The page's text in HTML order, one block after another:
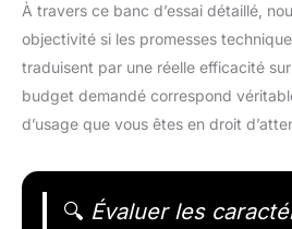
À travers ce banc d’essai détaillé,
objectivité si les promesses
traduisent par une réelle efficacité
budget demandé correspond
d’usage que vous êtes en droit
🔍 Évaluer les